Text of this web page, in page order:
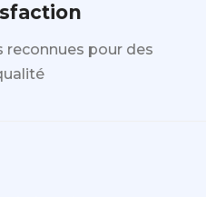
reconnues pour des